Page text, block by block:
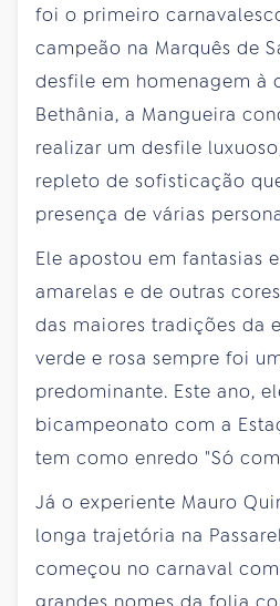
foi o primeiro
campeão na Marquês de
desfile em homenagem à
Bethânia, a Mangueira
realizar um desfile
repleto de sofisticação
presença de várias
Ele apostou em fantasias
amarelas e de outras
das maiores tradições da
verde e rosa sempre foi
predominante. Este ano,
bicampeonato com a
tem como enredo "Só
Já o experiente Mauro
longa trajetória na
começou no carnaval